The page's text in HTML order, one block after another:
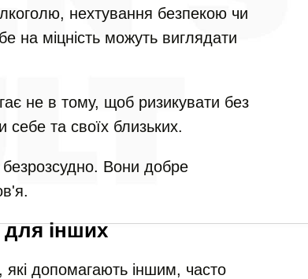
нехтування безпекою чи
на міцність можуть виглядати
не в тому, щоб ризикувати без
та своїх близьких.
безрозсудно. Вони добре
інших
допомагають іншим, часто